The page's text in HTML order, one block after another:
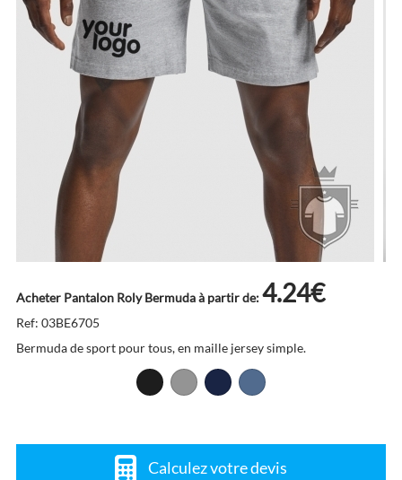
Acheter Pantalon Roly Bermuda à partir de:4.24€
Ref: 03BE6705
Bermuda de sport pour tous, en maille jersey simple.
Calculez votre devis